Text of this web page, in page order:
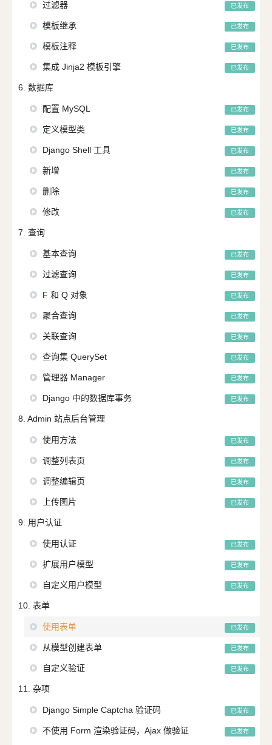
过滤器 已发布
模板继承 已发布
模板注释 已发布
集成 Jinja2 模板引擎 已发布
6. 数据库
配置 MySQL 已发布
定义模型类 已发布
Django Shell 工具 已发布
新增 已发布
删除 已发布
修改 已发布
7. 查询
基本查询 已发布
过滤查询 已发布
F 和 Q 对象 已发布
聚合查询 已发布
关联查询 已发布
查询集 QuerySet 已发布
管理器 Manager 已发布
Django 中的数据库事务 已发布
8. Admin 站点后台管理
使用方法 已发布
调整列表页 已发布
调整编辑页 已发布
上传图片 已发布
9. 用户认证
使用认证 已发布
扩展用户模型 已发布
自定义用户模型 已发布
10. 表单
使用表单 已发布
从模型创建表单 已发布
自定义验证 已发布
11. 杂项
Django Simple Captcha 验证码 已发布
不使用 Form 渲染验证码，Ajax 做验证 已发布